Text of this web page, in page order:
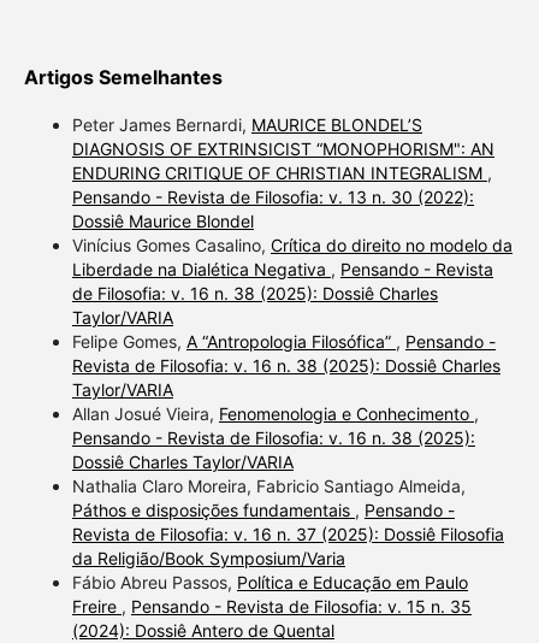
Artigos Semelhantes
Peter James Bernardi, MAURICE BLONDEL’S
DIAGNOSIS OF EXTRINSICIST “MONOPHORISM": AN
ENDURING CRITIQUE OF CHRISTIAN INTEGRALISM ,
Pensando - Revista de Filosofia: v. 13 n. 30 (2022):
Dossiê Maurice Blondel
Vinícius Gomes Casalino, Crítica do direito no modelo da
Liberdade na Dialética Negativa , Pensando - Revista
de Filosofia: v. 16 n. 38 (2025): Dossiê Charles
Taylor/VARIA
Felipe Gomes, A “Antropologia Filosófica” , Pensando -
Revista de Filosofia: v. 16 n. 38 (2025): Dossiê Charles
Taylor/VARIA
Allan Josué Vieira, Fenomenologia e Conhecimento ,
Pensando - Revista de Filosofia: v. 16 n. 38 (2025):
Dossiê Charles Taylor/VARIA
Nathalia Claro Moreira, Fabricio Santiago Almeida,
Páthos e disposições fundamentais , Pensando -
Revista de Filosofia: v. 16 n. 37 (2025): Dossiê Filosofia
da Religião/Book Symposium/Varia
Fábio Abreu Passos, Política e Educação em Paulo
Freire , Pensando - Revista de Filosofia: v. 15 n. 35
(2024): Dossiê Antero de Quental